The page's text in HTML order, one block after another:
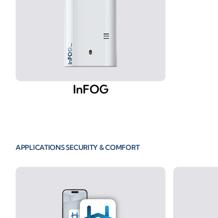
InFOG
APPLICATIONS SECURITY & COMFORT